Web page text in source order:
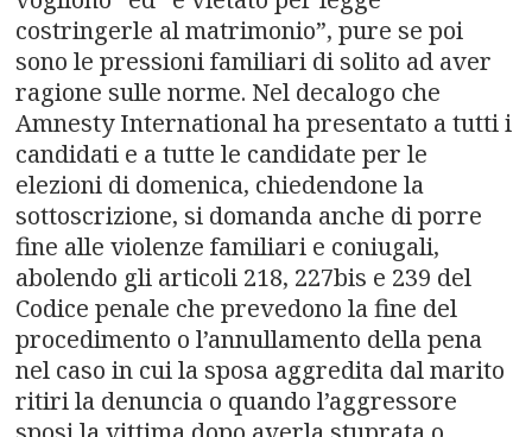
costringerle al matrimonio”, pure se poi
sono le pressioni familiari di solito ad aver
ragione sulle norme. Nel decalogo che
Amnesty International ha presentato a tutti i
candidati e a tutte le candidate per le
elezioni di domenica, chiedendone la
sottoscrizione, si domanda anche di porre
fine alle violenze familiari e coniugali,
abolendo gli articoli 218, 227bis e 239 del
Codice penale che prevedono la fine del
procedimento o l’annullamento della pena
nel caso in cui la sposa aggredita dal marito
ritiri la denuncia o quando l’aggressore